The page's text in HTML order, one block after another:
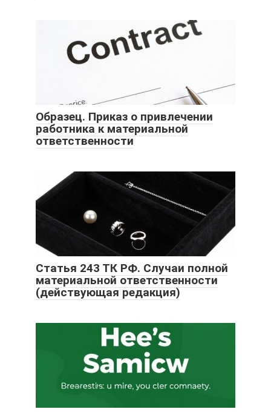
Образец. Приказ о привлечении
работника к материальной
ответственности
Статья 243 ТК РФ. Случаи полной
материальной ответственности
(действующая редакция)